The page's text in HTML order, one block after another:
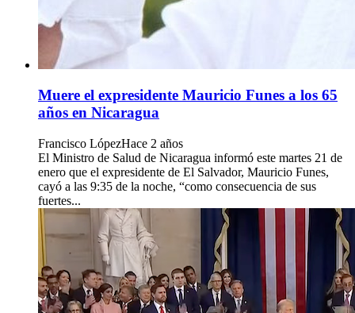
Muere el expresidente Mauricio Funes a los 65
años en Nicaragua
Francisco LópezHace 2 años
El Ministro de Salud de Nicaragua informó este martes 21 de
enero que el expresidente de El Salvador, Mauricio Funes,
cayó a las 9:35 de la noche, “como consecuencia de sus
fuertes...